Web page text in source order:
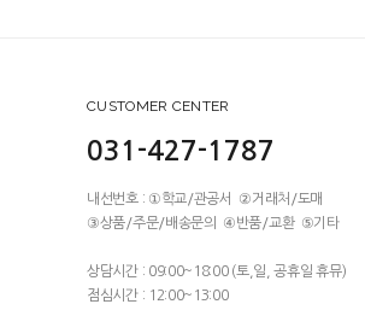
CUSTOMER CENTER
031-427-1787
내선번호 : ①학교/관공서 ②거래처/도매
③상품/주문/배송문의 ④반품/교환 ⑤기타
상담시간 : 09:00~18:00 (토,일, 공휴일 휴뮤)
점심시간 : 12:00~13:00